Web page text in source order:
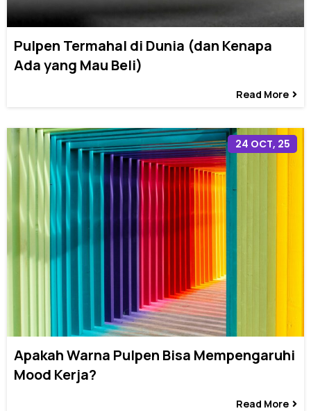
Pulpen Termahal di Dunia (dan Kenapa
Ada yang Mau Beli)
Read More
Apakah Warna Pulpen Bisa Mempengaruhi
Mood Kerja?
24 OCT, 25
Read More